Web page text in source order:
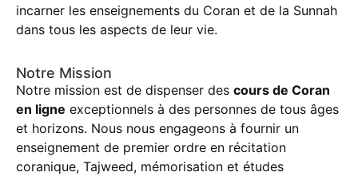
incarner les enseignements du Coran et de la Sunnah
dans tous les aspects de leur vie.
Notre Mission
Notre mission est de dispenser des cours de Coran
en ligne exceptionnels à des personnes de tous âges
et horizons. Nous nous engageons à fournir un
enseignement de premier ordre en récitation
coranique, Tajweed, mémorisation et études